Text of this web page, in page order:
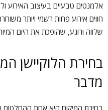
אלמנטים טבעיים בעיצוב האירוע
חווים אירוע פחות רשמי ויותר
שלווה ורוגע, שהופכת את היום
בחירת הלוקיישן
מדבר